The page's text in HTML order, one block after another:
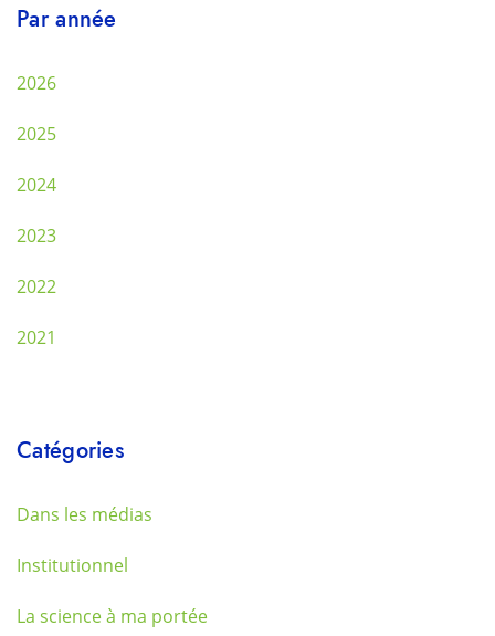
Par année
2026
2025
2024
2023
2022
2021
Catégories
Dans les médias
Institutionnel
La science à ma portée